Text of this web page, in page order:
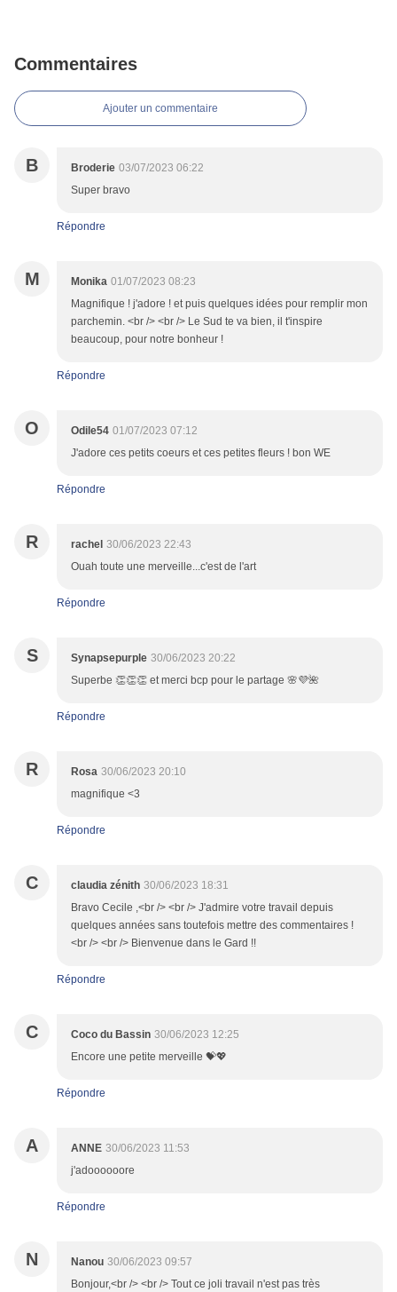
Commentaires
Ajouter un commentaire
B Broderie 03/07/2023 06:22
Super bravo
Répondre
M Monika 01/07/2023 08:23
Magnifique ! j'adore ! et puis quelques idées pour remplir mon
parchemin. <br /> <br /> Le Sud te va bien, il t'inspire
beaucoup, pour notre bonheur !
Répondre
O Odile54 01/07/2023 07:12
J'adore ces petits coeurs et ces petites fleurs ! bon WE
Répondre
R rachel 30/06/2023 22:43
Ouah toute une merveille...c'est de l'art
Répondre
S Synapsepurple 30/06/2023 20:22
Superbe 👏👏👏 et merci bcp pour le partage 🌸💜🌺
Répondre
R Rosa 30/06/2023 20:10
magnifique <3
Répondre
C claudia zénith 30/06/2023 18:31
Bravo Cecile ,<br /> <br /> J'admire votre travail depuis
quelques années sans toutefois mettre des commentaires !
<br /> <br /> Bienvenue dans le Gard !!
Répondre
C Coco du Bassin 30/06/2023 12:25
Encore une petite merveille 💝💖
Répondre
A ANNE 30/06/2023 11:53
j'adoooooore
Répondre
N Nanou 30/06/2023 09:57
Bonjour,<br /> <br /> Tout ce joli travail n'est pas très